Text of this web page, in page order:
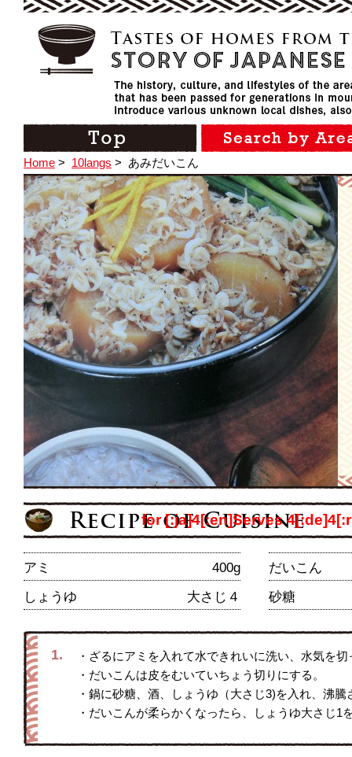
Home > 10langs > あみだいこん
for [:ja]4[:en]Serves
アミ 400g
だいこん
しょうゆ
大さじ４ 砂糖
1.
・ざるにアミを入れて水できれいに洗い、水気を
・だいこんは皮をむいていちょう切りにする。
・鍋に砂糖、酒、しょうゆ（大さじ3)を入れ、沸
・だいこんが柔らかくなったら、しょうゆ大さじ